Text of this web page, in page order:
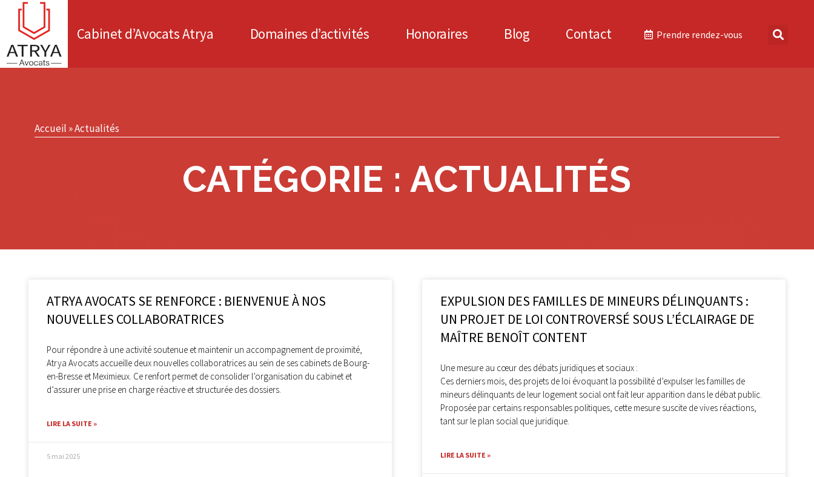
Cabinet d’Avocats Atrya Domaines d’activités Honoraires Blog Contact Prendre rendez-vous
Accueil »Actualités
CATÉGORIE : ACTUALITÉS
ATRYA AVOCATS SE RENFORCE : BIENVENUE À NOS
NOUVELLES COLLABORATRICES
Pour répondre à une activité soutenue et maintenir un accompagnement de proximité,
Atrya Avocats accueille deux nouvelles collaboratrices au sein de ses cabinets de Bourg-
en-Bresse et Meximieux. Ce renfort permet de consolider l’organisation du cabinet et
d’assurer une prise en charge réactive et structurée des dossiers.
LIRE LA SUITE »
5 mai 2025
EXPULSION DES FAMILLES DE MINEURS DÉLINQUANTS :
UN PROJET DE LOI CONTROVERSÉ SOUS L’ÉCLAIRAGE DE
MAÎTRE BENOÎT CONTENT
Une mesure au cœur des débats juridiques et sociaux :
Ces derniers mois, des projets de loi évoquant la possibilité d’expulser les familles de
mineurs délinquants de leur logement social ont fait leur apparition dans le débat public.
Proposée par certains responsables politiques, cette mesure suscite de vives réactions,
tant sur le plan social que juridique.
LIRE LA SUITE »